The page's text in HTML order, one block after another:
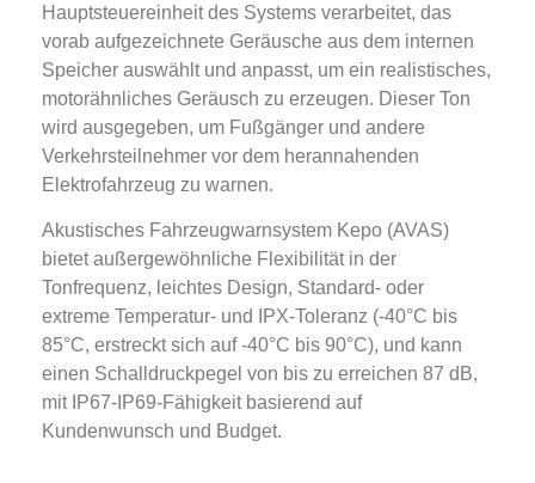
Hauptsteuereinheit des Systems verarbeitet, das
vorab aufgezeichnete Geräusche aus dem internen
Speicher auswählt und anpasst, um ein realistisches,
motorähnliches Geräusch zu erzeugen. Dieser Ton
wird ausgegeben, um Fußgänger und andere
Verkehrsteilnehmer vor dem herannahenden
Elektrofahrzeug zu warnen.
Akustisches Fahrzeugwarnsystem Kepo (AVAS)
bietet außergewöhnliche Flexibilität in der
Tonfrequenz, leichtes Design, Standard- oder
extreme Temperatur- und IPX-Toleranz (-40°C bis
85°C, erstreckt sich auf -40°C bis 90°C), und kann
einen Schalldruckpegel von bis zu erreichen 87 dB,
mit IP67-IP69-Fähigkeit basierend auf
Kundenwunsch und Budget.